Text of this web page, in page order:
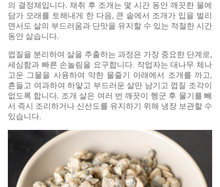
의 결정체입니다. 채취 후 조개는 몇 시간 동안 깨끗한 물에
담가 모래를 토해내게 한 다음, 큰 솥에서 조개가 입을 벌리
면서도 살의 부드러움과 단맛을 유지할 수 있는 적절한 시간
동안 삶습니다.
껍질을 분리하여 살을 추출하는 과정은 가장 중요한 단계로,
세심함과 빠른 손놀림을 요구합니다. 작업자는 대나무 체나
고운 그물을 사용하여 약한 물줄기 아래에서 조개를 까고,
흔들고 여과하여 하얗고 부드러운 살만 남기고 껍질 조각이
없도록 합니다. 조개 살은 여러 번 깨끗이 헹군 후 물기를 빼
서 즉시 조리하거나 신선도를 유지하기 위해 냉장 보관할 수
있습니다.